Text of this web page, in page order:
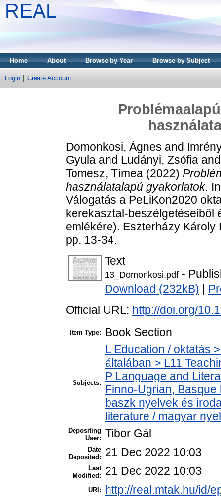
REAL
Home About Browse by Year Browse by Subject
Login Create Account
Domonkosi, Ágnes and
Gyula and Ludányi, Zsófia
Tomesz, Tímea (2022)
használatalapú gyakorlatok.
Válogatás a PeLiKon2020
kerekasztal-beszélgetéseiből
emlékére). Eszterházy Károly
pp. 13-34.
Text
13_Domonkosi.pdf -
Download (232kB)
Official URL: http://doi.org/
Item Type: Book Section
Subjects:
L Education / oktatás
általában > L11
P Language and
Finno-Ugrian,
baszk nyelvek és
literature / magyar
Depositing
User: Tibor Gál
Date
Deposited:
21 Dec 2022 10:03
Last
Modified:
21 Dec 2022 10:03
URI: http://real.mtak.hu/id/